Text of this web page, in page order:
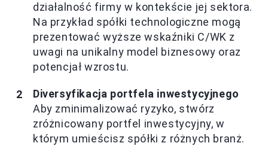
działalność firmy w kontekście jej sektora.
Na przykład spółki technologiczne mogą
prezentować wyższe wskaźniki C/WK z
uwagi na unikalny model biznesowy oraz
potencjał wzrostu.
Diversyfikacja portfela inwestycyjnego
Aby zminimalizować ryzyko, stwórz
zróżnicowany portfel inwestycyjny, w
którym umieścisz spółki z różnych branż.